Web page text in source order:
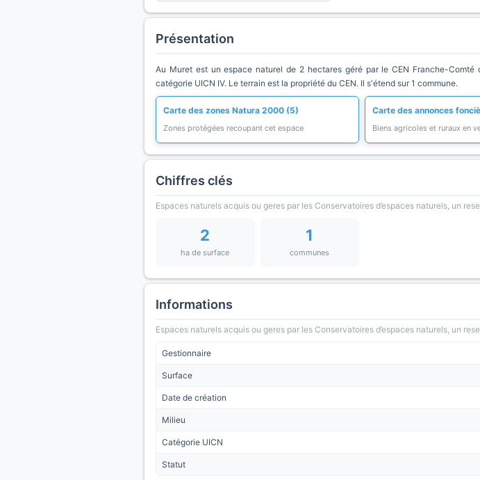
Présentation
Au Muret est un espace naturel de 2 hectares géré par le CEN Franche-
catégorie UICN IV. Le terrain est la propriété du CEN. Il s'étend sur 1 commune.
Carte des zones Natura 2000 (5)
Zones protégées recoupant cet espace
Carte des annonces
Biens agricoles et ruraux en
Chiffres clés
Espaces naturels acquis ou geres par les Conservatoires d’espaces naturels, un
2
ha de surface
1
communes
Informations
Espaces naturels acquis ou geres par les Conservatoires d’espaces naturels, un
Gestionnaire
Surface
Date de création
Milieu
Catégorie UICN
Statut